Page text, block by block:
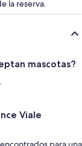
la reserva.
mascotas?
Viale